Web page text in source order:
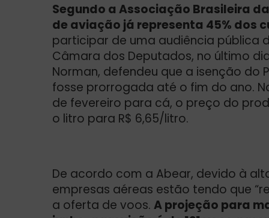
Segundo a Associação Brasileira
de aviação já representa 45% dos
participar de uma audiência pública
Câmara dos Deputados, no último
Norman, defendeu que a isenção do
fosse prorrogada até o fim do ano.
de fevereiro para cá, o preço do
o litro para R$ 6,65/litro.
De acordo com a Abear, devido à
empresas aéreas estão tendo que
a oferta de voos. A projeção para